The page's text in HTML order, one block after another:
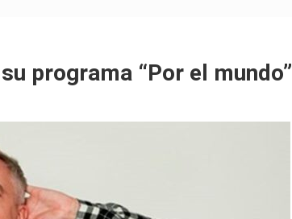
programa “Por el mundo”